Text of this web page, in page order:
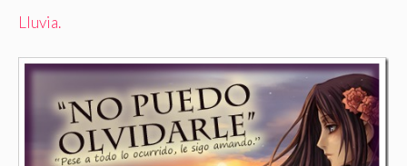
Lluvia.